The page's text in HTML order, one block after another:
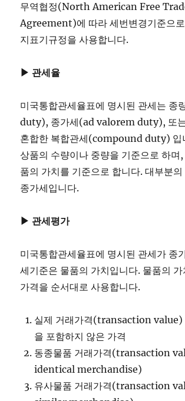
무역협정(North American Free
Agreement)에 따라 세번변경기준으
지표기규정을 사용합니다.
▶ 관세율
미국통합관세율표에 명시된 관세는
duty), 종가세(ad valorem duty), 또
혼합한 복합관세(compound duty) 입
상품의 수량이나 중량을 기준으로 하며
품의 가치를 기준으로 합니다. 대부분
종가세입니다.
▶ 관세평가
미국통합관세율표에 명시된 관세가 종
세기준은 물품의 가치입니다. 물품의 가
가격을 순서대로 사용합니다.
실제 거래가격(transaction value)
을 포함하지 않은 가격
동종물품 거래가격(transaction
identical merchandise)
유사물품 거래가격(transaction